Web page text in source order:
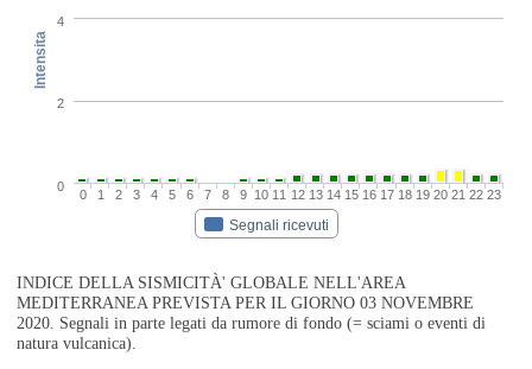
Intensita
Segnali ricevuti
0 1 2 3 4 5 6 7 8 9 10 11 12 13 14 15 16 17 18 19 20 21 22 23
0
2
4
INDICE DELLA SISMICITÀ' GLOBALE NELL'AREA
MEDITERRANEA PREVISTA PER IL GIORNO 03 NOVEMBRE
2020. Segnali in parte legati da rumore di fondo (= sciami o eventi di
natura vulcanica).